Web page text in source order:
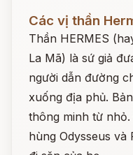
Các vị thần
Thần HERMES
La Mã) là sứ giả
người dẫn đường
xuống địa phủ.
thông minh từ
hùng Odysseus